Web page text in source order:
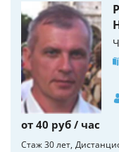
от 40 руб / час
Стаж 30 лет